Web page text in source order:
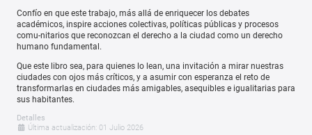
Confío en que este trabajo, más allá de enriquecer los debates
académicos, inspire acciones colectivas, políticas públicas y procesos
comu-nitarios que reconozcan el derecho a la ciudad como un derecho
humano fundamental.
Que este libro sea, para quienes lo lean, una invitación a mirar nuestras
ciudades con ojos más críticos, y a asumir con esperanza el reto de
transformarlas en ciudades más amigables, asequibles e igualitarias para
sus habitantes.
Detalles
Última actualización: 01 Julio 2026